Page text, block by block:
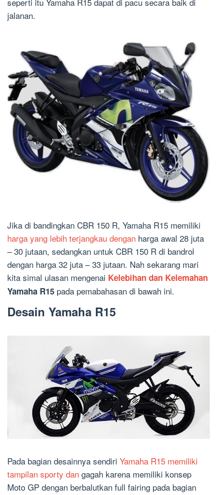
jalanan.
Jika di bandingkan CBR 150 R, Yamaha R15 memiliki
harga yang lebih terjangkau dengan harga awal 28 juta
– 30 jutaan, sedangkan untuk CBR 150 R di bandrol
dengan harga 32 juta – 33 jutaan. Nah sekarang mari
kita simal ulasan mengenai Kelebihan dan Kelemahan
Yamaha R15 pada pemabahasan di bawah ini.
Desain Yamaha R15
Pada bagian desainnya sendiri Yamaha R15 memiliki
tampilan sporty dan gagah karena memiliki konsep
Moto GP dengan berbalutkan full fairing pada bagian